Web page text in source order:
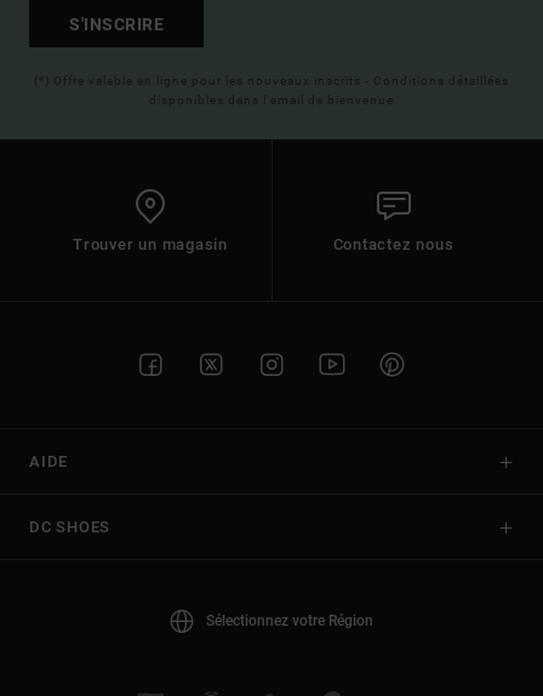
S'INSCRIRE
(*) Offre valable en ligne pour les nouveaux inscrits - Conditions détaillées
disponibles dans l'email de bienvenue
Trouver un magasin Contactez nous
AIDE
DC SHOES
Sélectionnez votre Région